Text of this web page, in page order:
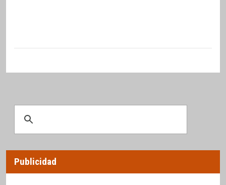
Publicidad